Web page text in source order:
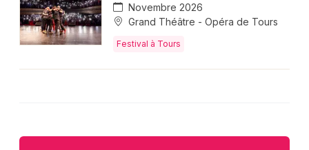
Novembre 2026
Grand Théâtre - Opéra de Tours
Festival à Tours